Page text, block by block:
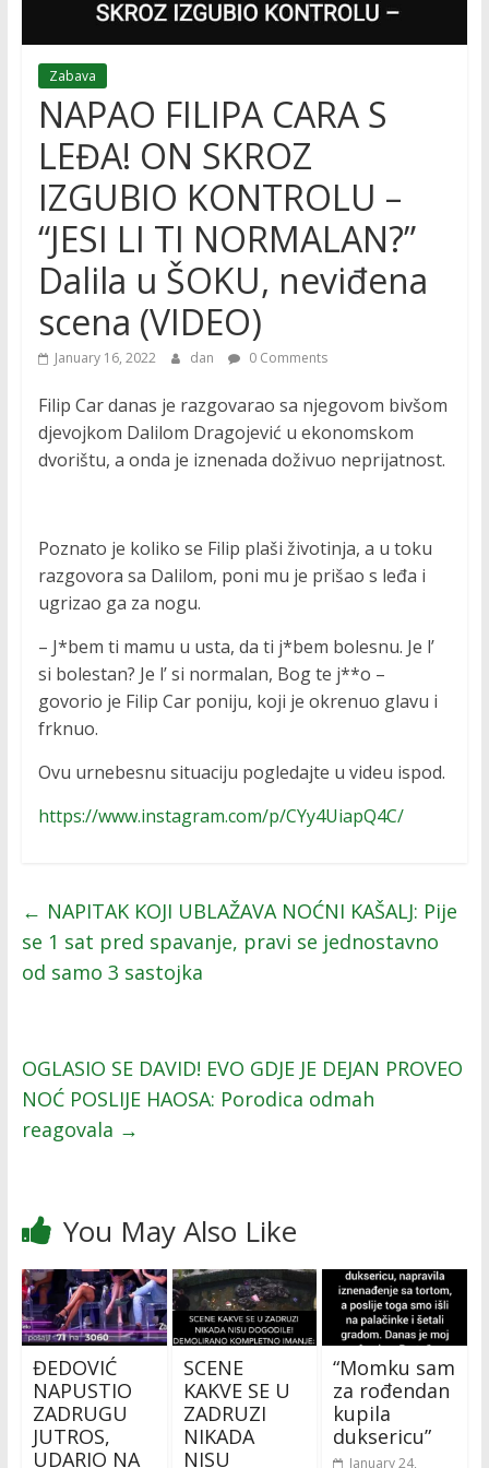
Zabava
NAPAO FILIPA CARA S
LEĐA! ON SKROZ
IZGUBIO KONTROLU –
“JESI LI TI NORMALAN?”
Dalila u ŠOKU, neviđena
scena (VIDEO)
January 16, 2022 dan 0 Comments
Filip Car danas je razgovarao sa njegovom bivšom
djevojkom Dalilom Dragojević u ekonomskom
dvorištu, a onda je iznenada doživuo neprijatnost.
Poznato je koliko se Filip plaši životinja, a u toku
razgovora sa Dalilom, poni mu je prišao s leđa i
ugrizao ga za nogu.
– J*bem ti mamu u usta, da ti j*bem bolesnu. Je l’
si bolestan? Je l’ si normalan, Bog te j**o –
govorio je Filip Car poniju, koji je okrenuo glavu i
frknuo.
Ovu urnebesnu situaciju pogledajte u videu ispod.
https://www.instagram.com/p/CYy4UiapQ4C/
← NAPITAK KOJI UBLAŽAVA NOĆNI KAŠALJ: Pije
se 1 sat pred spavanje, pravi se jednostavno
od samo 3 sastojka
OGLASIO SE DAVID! EVO GDJE JE DEJAN PROVEO
NOĆ POSLIJE HAOSA: Porodica odmah
reagovala →
You May Also Like
ĐEDOVIĆ
NAPUSTIO
ZADRUGU
JUTROS,
UDARIO NA
SCENE
KAKVE SE U
ZADRUZI
NIKADA
NISU
“Momku sam
za rođendan
kupila
duksericu”
January 24,